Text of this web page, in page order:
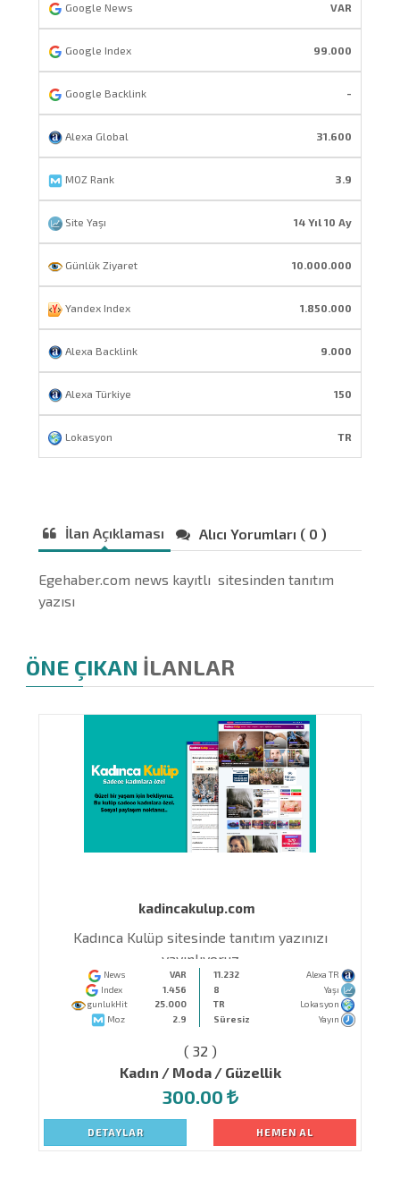
Google News VAR
Google Index 99.000
Google Backlink -
Alexa Global 31.600
MOZ Rank 3.9
Site Yaşı 14 Yıl 10 Ay
Günlük Ziyaret 10.000.000
Yandex Index 1.850.000
Alexa Backlink 9.000
Alexa Türkiye 150
Lokasyon TR
İlan Açıklaması Alıcı Yorumları ( 0 )
Egehaber.com news kayıtlı sitesinden tanıtım
yazısı
ÖNE ÇIKAN İLANLAR
kadincakulup.com
Kadınca Kulüp sitesinde tanıtım yazınızı
yayınlıyoruz
News
VAR
Index
1.456
gunlukHit
25.000
Moz
2.9
11.232
Alexa TR
8
Yaşı
TR
Lokasyon
Süresiz
Yayın
( 32 )
Kadın / Moda / Güzellik
300.00
DETAYLAR HEMEN AL